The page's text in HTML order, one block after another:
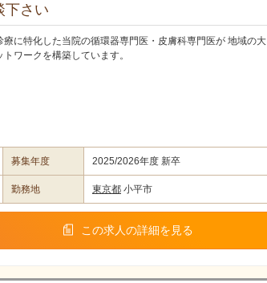
さい
に特化した当院の循環器専門医・皮膚科専門医が 地域の大
ワークを構築しています。
募集年度 2025/2026年度 新卒
勤務地 東京都 小平市
この求人の詳細を見る